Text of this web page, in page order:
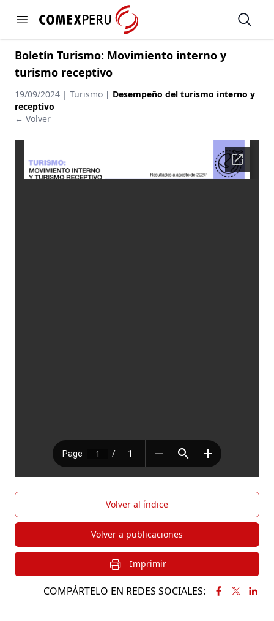
Open menu
https://www.comexperu.org.pe Open
Boletín Turismo: Movimiento interno y
turismo receptivo
19/09/2024 | Turismo | Desempeño del turismo interno y
receptivo
← Volver
Volver al índice
Volver a publicaciones
Imprimir
COMPÁRTELO EN REDES SOCIALES: